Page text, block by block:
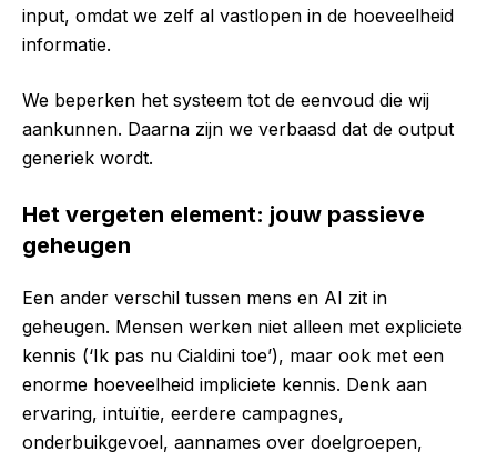
input, omdat we zelf al vastlopen in de hoeveelheid
informatie.
We beperken het systeem tot de eenvoud die wij
aankunnen. Daarna zijn we verbaasd dat de output
generiek wordt.
Het vergeten element: jouw passieve
geheugen
Een ander verschil tussen mens en AI zit in
geheugen. Mensen werken niet alleen met expliciete
kennis (‘Ik pas nu Cialdini toe’), maar ook met een
enorme hoeveelheid impliciete kennis. Denk aan
ervaring, intuïtie, eerdere campagnes,
onderbuikgevoel, aannames over doelgroepen,